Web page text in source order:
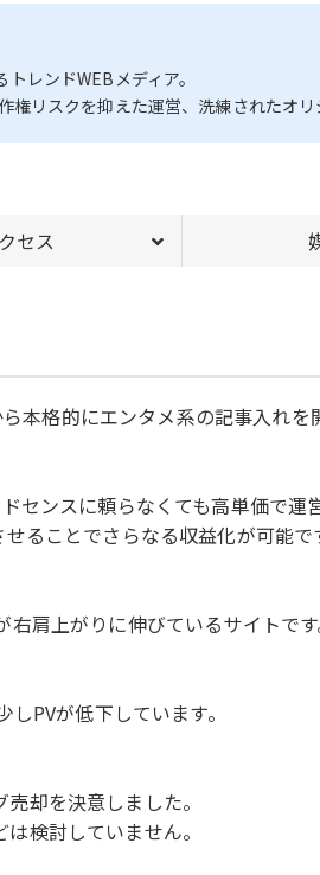
レンドWEBメディア。
リスクを抑えた運営、洗練されたオ
セス
本格的にエンタメ系の記事入れ
センスに頼らなくても高単価で運
ることでさらなる収益化が可能で
肩上がりに伸びているサイトで
PVが低下しています。
却を決意しました。
検討していません。